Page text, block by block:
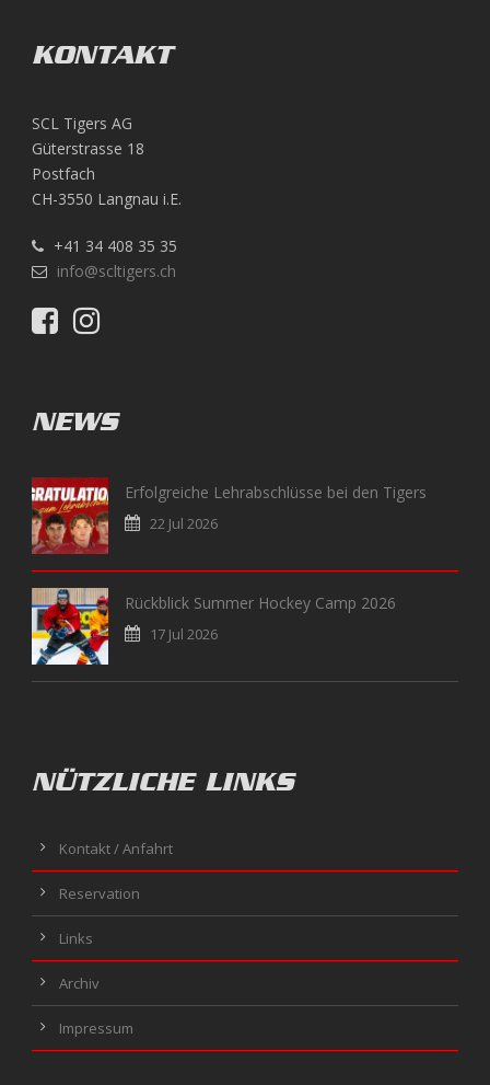
KONTAKT
SCL Tigers AG
Güterstrasse 18
Postfach
CH-3550 Langnau i.E.
+41 34 408 35 35
info@scltigers.ch
NEWS
Erfolgreiche Lehrabschlüsse bei den Tigers
22 Jul 2026
Rückblick Summer Hockey Camp 2026
17 Jul 2026
NÜTZLICHE LINKS
Kontakt / Anfahrt
Reservation
Links
Archiv
Impressum